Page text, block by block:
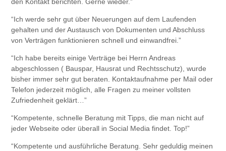
den Kontakt berichten. Gerne wieder.”
“Ich werde sehr gut über Neuerungen auf dem Laufenden
gehalten und der Austausch von Dokumenten und Abschluss
von Verträgen funktionieren schnell und einwandfrei.”
“Ich habe bereits einige Verträge bei Herrn Andreas
abgeschlossen ( Bauspar, Hausrat und Rechtsschutz), wurde
bisher immer sehr gut beraten. Kontaktaufnahme per Mail oder
Telefon jederzeit möglich, alle Fragen zu meiner vollsten
Zufriedenheit geklärt…”
“Kompetente, schnelle Beratung mit Tipps, die man nicht auf
jeder Webseite oder überall in Social Media findet. Top!”
“Kompetente und ausführliche Beratung. Sehr geduldig meinen